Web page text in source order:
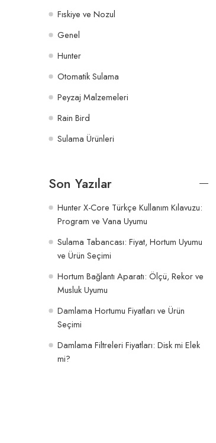
Fıskiye ve Nozul
Genel
Hunter
Otomatik Sulama
Peyzaj Malzemeleri
Rain Bird
Sulama Ürünleri
Son Yazılar
Hunter X-Core Türkçe Kullanım Kılavuzu:
Program ve Vana Uyumu
Sulama Tabancası: Fiyat, Hortum Uyumu
ve Ürün Seçimi
Hortum Bağlantı Aparatı: Ölçü, Rekor ve
Musluk Uyumu
Damlama Hortumu Fiyatları ve Ürün
Seçimi
Damlama Filtreleri Fiyatları: Disk mi Elek
mi?